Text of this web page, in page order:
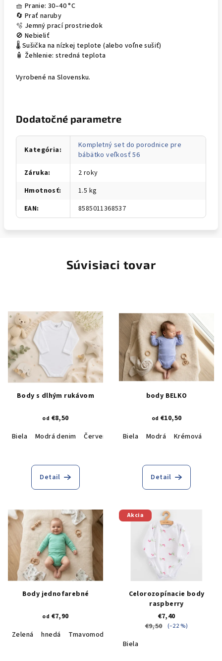
🧺 Pranie: 30–40 °C
🔄 Prať naruby
🫧 Jemný prací prostriedok
🚫 Nebieliť
🌡️ Sušička na nízkej teplote (alebo voľne sušiť)
🧴 Žehlenie: stredná teplota
Vyrobené na Slovensku.
Dodatočné parametre
Kategória:
Kompletný set do porodnice pre
bábätko veľkosť 56
Záruka:
2 roky
Hmotnosť:
1.5 kg
EAN: 8585011368537
Súvisiaci tovar
Body s dlhým rukávom
od €8,50
Biela
Modrá denim Červená Ružová
Detail
body BELKO
od €10,50
Biela
Modrá Krémová
Detail
Body jednofarebné
od €7,90
Zelená
hnedá Tmavomodrá
Akcia
Celorozopínacie body
raspberry
€7,40
€9,50
(–22 %)
Biela